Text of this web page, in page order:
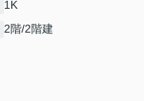
1K
2階/2階建